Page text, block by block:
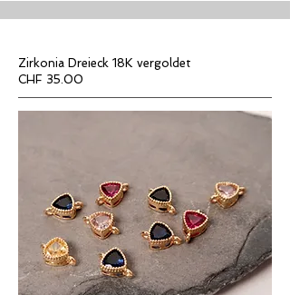
Zirkonia Dreieck 18K vergoldet
CHF 35.00